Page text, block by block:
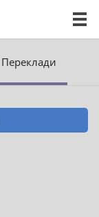
Переклади